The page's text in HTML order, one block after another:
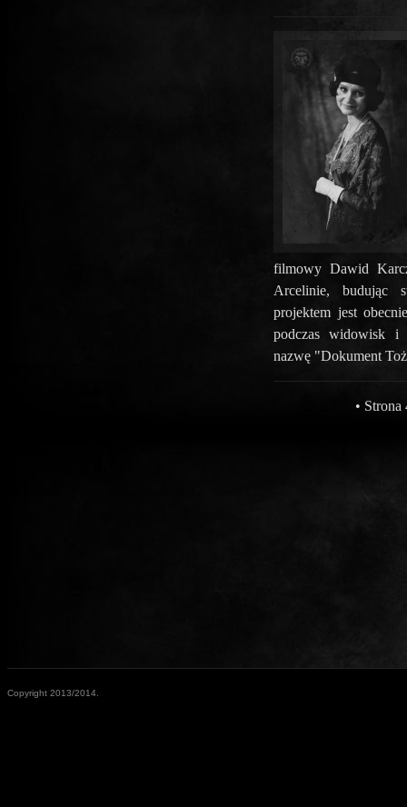
filmowy Dawid
Arcelinie, budując
projektem jest
podczas widowisk i
nazwę "Dokument
• Strona
Copyright 2013/2014.